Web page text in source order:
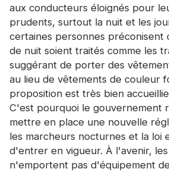
aux conducteurs éloignés pour
prudents, surtout la nuit et les
certaines personnes préconisent
de nuit soient traités comme les
suggérant de porter des
au lieu de vêtements de couleur
proposition est très bien
C'est pourquoi le gouvernement
mettre en place une nouvelle
les marcheurs nocturnes et la loi
d'entrer en vigueur. À l'avenir,
n'emportent pas d'équipement